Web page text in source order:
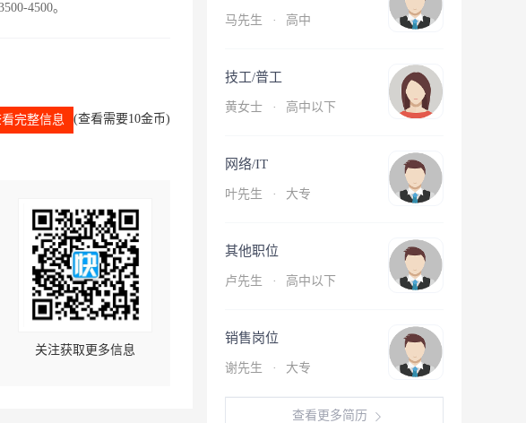
4500。
完整信息 (查看需要10金币)
关注获取更多信息
马先生 · 高中
技工/普工
黄女士 · 高中以下
网络/IT
叶先生 · 大专
其他职位
卢先生 · 高中以下
销售岗位
谢先生 · 大专
查看更多简历